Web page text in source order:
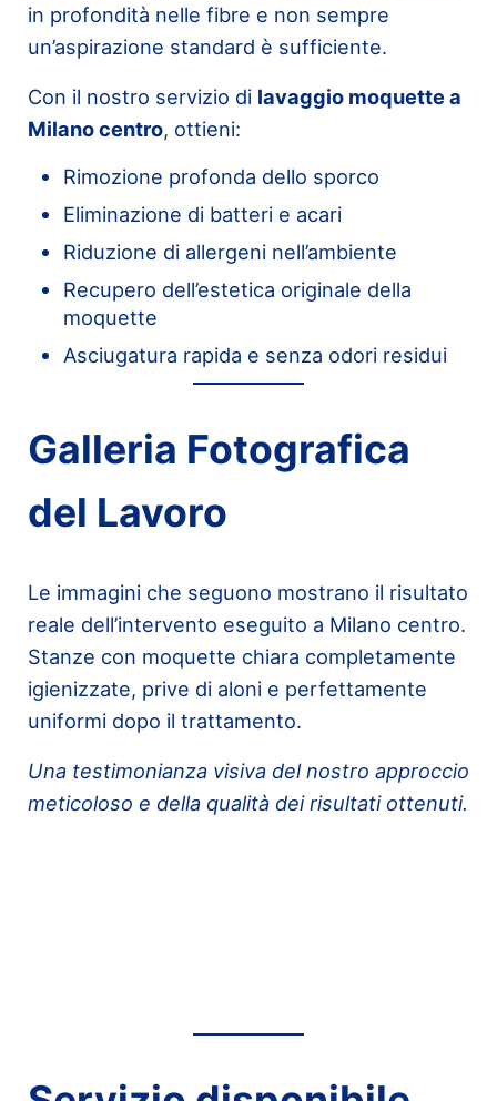
in profondità nelle fibre e non sempre
un’aspirazione standard è sufficiente.
Con il nostro servizio di lavaggio moquette a
Milano centro, ottieni:
Rimozione profonda dello sporco
Eliminazione di batteri e acari
Riduzione di allergeni nell’ambiente
Recupero dell’estetica originale della
moquette
Asciugatura rapida e senza odori residui
Galleria Fotografica
del Lavoro
Le immagini che seguono mostrano il risultato
reale dell’intervento eseguito a Milano centro.
Stanze con moquette chiara completamente
igienizzate, prive di aloni e perfettamente
uniformi dopo il trattamento.
Una testimonianza visiva del nostro approccio
meticoloso e della qualità dei risultati ottenuti.